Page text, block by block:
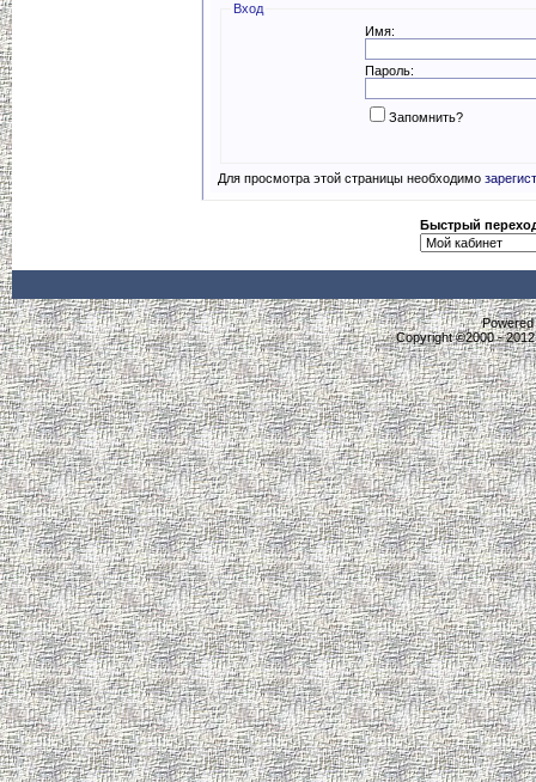
Вход
Имя:
Пароль:
Запомнить?
Для просмотра этой страницы необходимо
Быстрый
Powered
Copyright ©2000 -